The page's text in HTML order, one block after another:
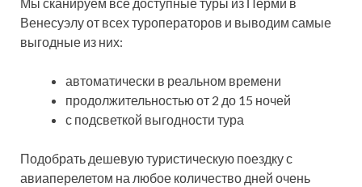
Венесуэлу от всех туроператоров и выводим самые
выгодные из них:
автоматически в реальном времени
продолжительностью от 2 до 15 ночей
с подсветкой выгодности тура
Подобрать дешевую туристическую поездку с
авиаперелетом на любое количество дней очень